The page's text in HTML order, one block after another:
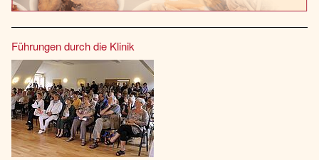
Führungen durch die Klinik